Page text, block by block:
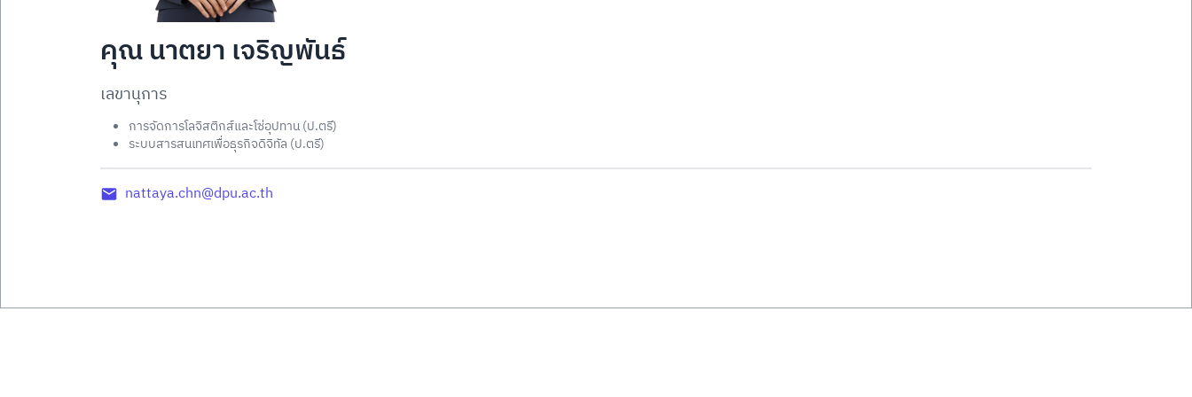
คุณ นาตยา เจริญพันธ์
เลขานุการ
การจัดการโลจิสติกส์และโซ่อุปทาน (ป.ตรี)
ระบบสารสนเทศเพื่อธุรกิจดิจิทัล (ป.ตรี)
nattaya.chn@dpu.ac.th